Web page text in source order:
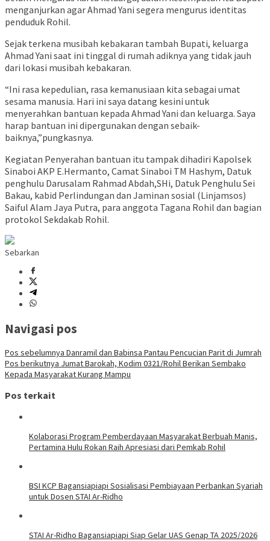
menganjurkan agar Ahmad Yani segera mengurus identitas
penduduk Rohil.
Sejak terkena musibah kebakaran tambah Bupati, keluarga
Ahmad Yani saat ini tinggal di rumah adiknya yang tidak jauh
dari lokasi musibah kebakaran.
“Ini rasa kepedulian, rasa kemanusiaan kita sebagai umat
sesama manusia. Hari ini saya datang kesini untuk
menyerahkan bantuan kepada Ahmad Yani dan keluarga. Saya
harap bantuan ini dipergunakan dengan sebaik-
baiknya,”pungkasnya.
Kegiatan Penyerahan bantuan itu tampak dihadiri Kapolsek
Sinaboi AKP E.Hermanto, Camat Sinaboi TM Hashym, Datuk
penghulu Darusalam Rahmad Abdah,SHi, Datuk Penghulu Sei
Bakau, kabid Perlindungan dan Jaminan sosial (Linjamsos)
Saiful Alam Jaya Putra, para anggota Tagana Rohil dan bagian
protokol Sekdakab Rohil.
Sebarkan
Navigasi pos
Pos sebelumnya Danramil dan Babinsa Pantau Pencucian Parit di Jumrah
Pos berikutnya Jumat Barokah, Kodim 0321/Rohil Berikan Sembako
Kepada Masyarakat Kurang Mampu
Pos terkait
Kolaborasi Program Pemberdayaan Masyarakat Berbuah Manis,
Pertamina Hulu Rokan Raih Apresiasi dari Pemkab Rohil
BSI KCP Bagansiapiapi Sosialisasi Pembiayaan Perbankan Syariah
untuk Dosen STAI Ar-Ridho
STAI Ar-Ridho Bagansiapiapi Siap Gelar UAS Genap TA 2025/2026